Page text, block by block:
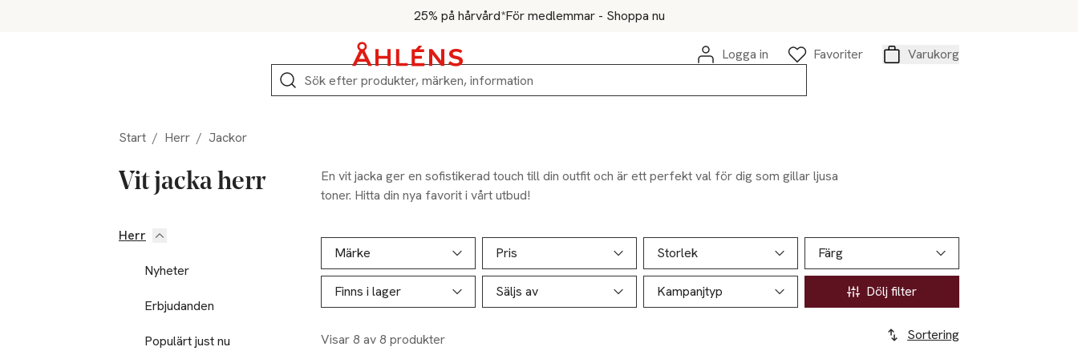
25% på hårvård*För medlemmar - Shoppa nu
Logga in
Favoriter
Varukorg
Sök
Start / Herr / Jackor
Vit jacka herr
En vit jacka ger en sofistikerad touch till din outfit och är ett perfekt val för dig som gillar ljusa
toner. Hitta din nya favorit i vårt utbud!
Hoppa till produktsidan
Herr
Nyheter
Erbjudanden
Populärt just nu
Hoppa till produktsidan
Märke
Pris Storlek Färg
Finns i lager Säljs av Kampanjtyp Dölj filter
Visar 8 av 8 produkter Sortering
Lista över produkter